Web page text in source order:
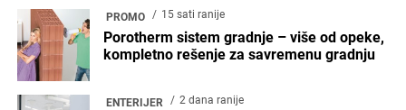
PROMO 15 sati ranije
Porotherm sistem gradnje – više od opeke,
kompletno rešenje za savremenu gradnju
ENTERIJER 2 dana ranije